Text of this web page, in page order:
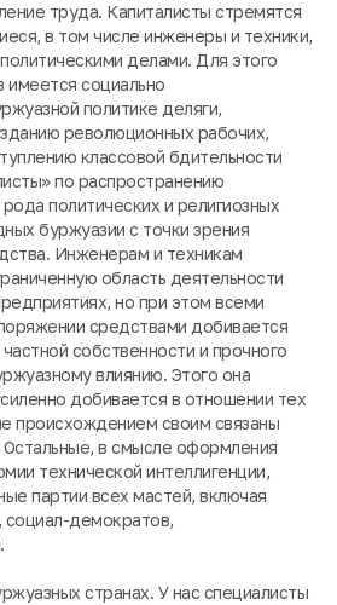
труда. Капиталисты стремятся
в том числе инженеры и техники,
делами. Для этого
имеется социально
политике деляги,
революционных рабочих,
классовой бдительности
по распространению
политических и религиозных
буржуазии с точки зрения
Инженерам и техникам
область деятельности
но при этом всеми
средствами добивается
собственности и прочного
влиянию. Этого она
добивается в отношении тех
происхождением своим связаны
в смысле оформления
технической интеллигенции,
партии всех мастей, включая
социал-демократов,
странах. У нас специалисты